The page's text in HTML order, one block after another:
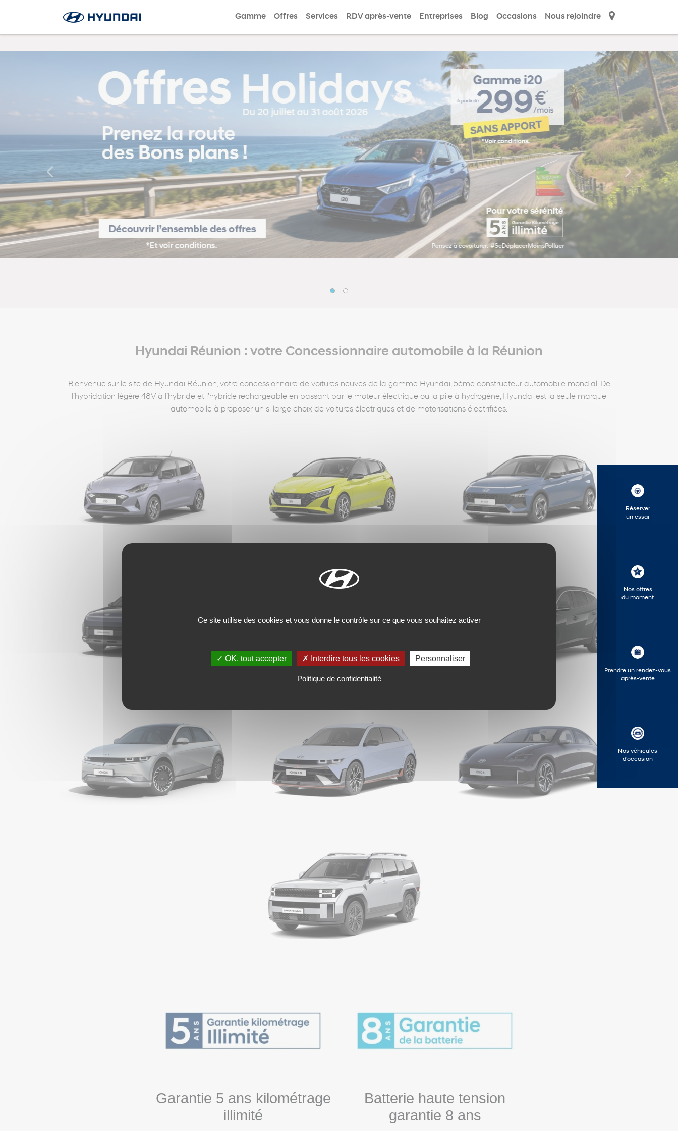
Gamme Offres Services RDV après-vente Entreprises Blog Occasions Nous rejoindre
Previous Next
Hyundai Réunion : votre Concessionnaire automobile à la Réunion
Bienvenue sur le site de Hyundai Réunion, votre concessionnaire de voitures neuves de la gamme Hyundai, 5ème constructeur automobile mondial. De
l’hybridation légère 48V à l’hybride et l’hybride rechargeable en passant par le moteur électrique ou la pile à hydrogène, Hyundai est la seule marque
automobile à proposer un si large choix de voitures électriques et de motorisations électrifiées.
Garantie 5 ans kilométrage
illimité
Batterie haute tension
garantie 8 ans
Réserver
un essai
Nos offres
du moment
Prendre un rendez-vous
après-vente
Nos véhicules
d'occasion
Ce site utilise des cookies et vous donne le contrôle sur ce que vous souhaitez activer
✓ OK, tout accepter ✗ Interdire tous les cookies Personnaliser
Politique de confidentialité